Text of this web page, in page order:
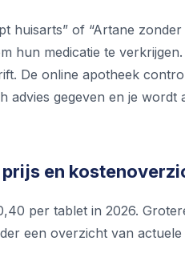
huisarts” of “Artane
hun medicatie te
De online apotheek
advies gegeven en je
en
per tablet in 2026.
een overzicht van